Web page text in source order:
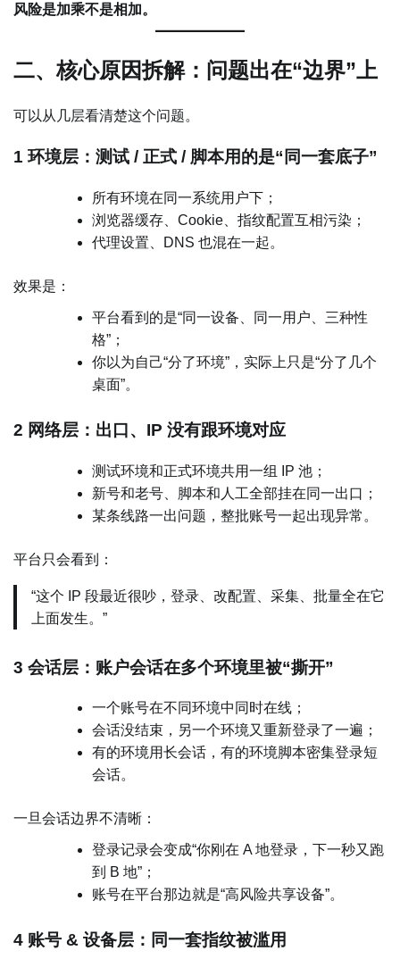
风险是加乘不是相加。
二、核心原因拆解：问题出在“边界”上
可以从几层看清楚这个问题。
1 环境层：测试 / 正式 / 脚本用的是“同一套底子”
所有环境在同一系统用户下；
浏览器缓存、Cookie、指纹配置互相污染；
代理设置、DNS 也混在一起。
效果是：
平台看到的是“同一设备、同一用户、三种性
格”；
你以为自己“分了环境”，实际上只是“分了几个
桌面”。
2 网络层：出口、IP 没有跟环境对应
测试环境和正式环境共用一组 IP 池；
新号和老号、脚本和人工全部挂在同一出口；
某条线路一出问题，整批账号一起出现异常。
平台只会看到：
“这个 IP 段最近很吵，登录、改配置、采集、批量全在它
上面发生。”
3 会话层：账户会话在多个环境里被“撕开”
一个账号在不同环境中同时在线；
会话没结束，另一个环境又重新登录了一遍；
有的环境用长会话，有的环境脚本密集登录短
会话。
一旦会话边界不清晰：
登录记录会变成“你刚在 A 地登录，下一秒又跑
到 B 地”；
账号在平台那边就是“高风险共享设备”。
4 账号 & 设备层：同一套指纹被滥用